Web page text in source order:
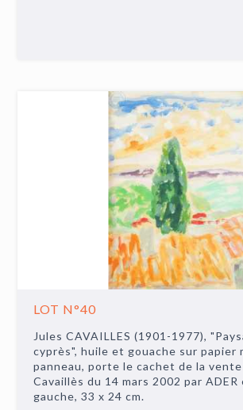
LOT N°40
Jules CAVAILLES (1901-1977),
cyprès", huile et gouache sur papier
panneau, porte le cachet de la vente
Cavaillès du 14 mars 2002 par ADER
gauche, 33 x 24 cm.